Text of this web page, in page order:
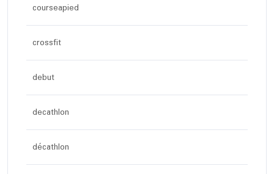
courseapied
crossfit
debut
decathlon
décathlon